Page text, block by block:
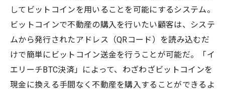
してビットコインを用いることを可能にするシステム。
ビットコインで不動産の購入を行いたい顧客は、システ
ムから発行されたアドレス（QRコード）を読み込むだ
けで簡単にビットコイン送金を行うことが可能だ。「イ
エリーチBTC決済」によって、わざわざビットコインを
現金に換える手間なく不動産を購入することができるよ